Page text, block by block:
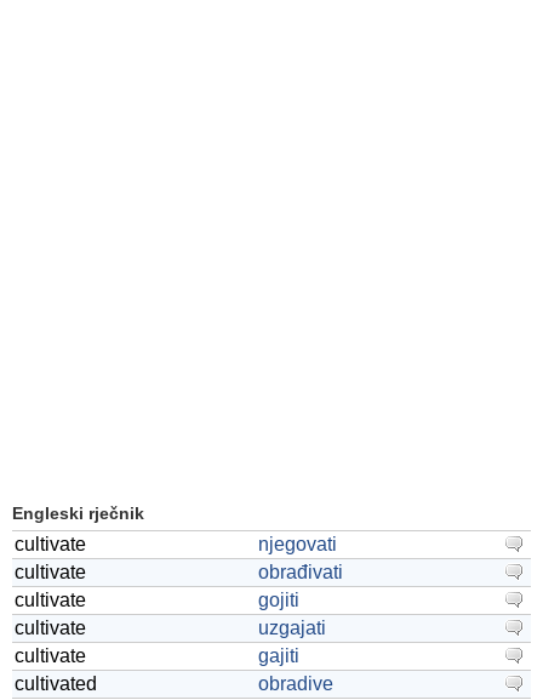
Engleski rječnik
cultivate
njegovati
cultivate
obrađivati
cultivate
gojiti
cultivate
uzgajati
cultivate
gajiti
cultivated
obradive